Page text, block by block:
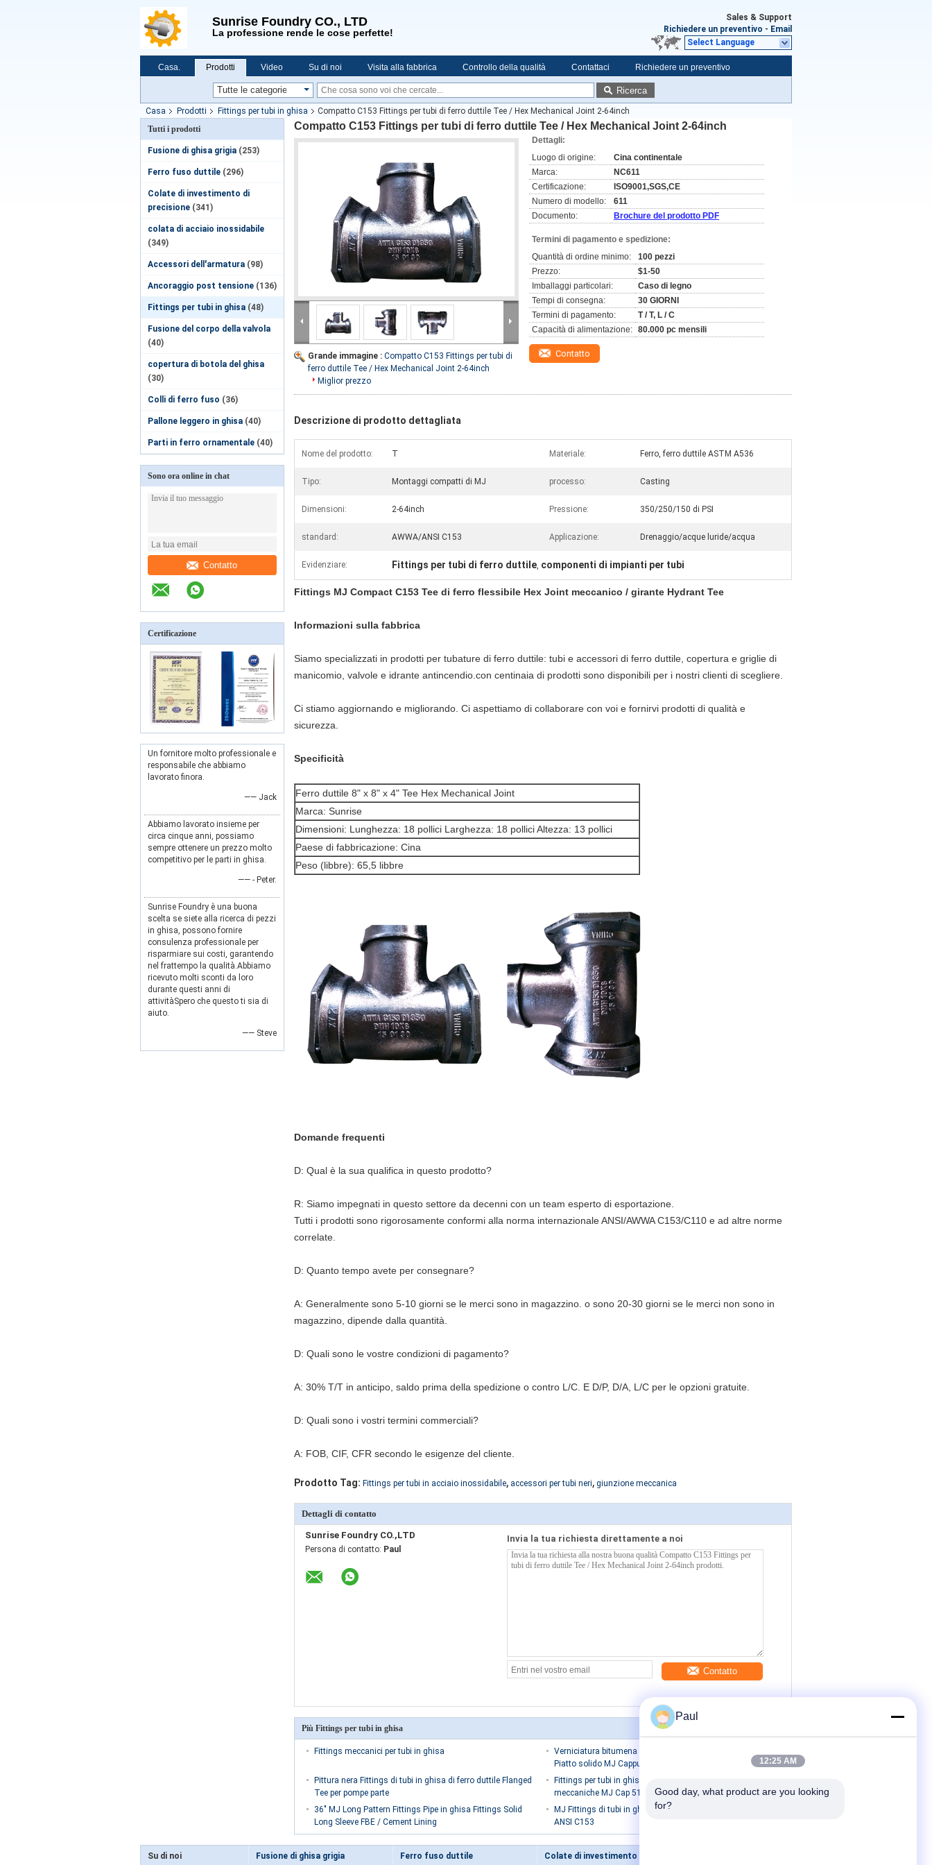
Sunrise Foundry CO., LTD
La professione rende le cose perfette!
Sales & Support
Richiedere un preventivo - Email
Select Language
Casa. Prodotti Video Su di noi Visita alla fabbrica Controllo della qualità Contattaci Richiedere un preventivo
Ricerca
Casa Prodotti Fittings per tubi in ghisa
Compatto C153 Fittings per tubi di ferro duttile Tee / Hex Mechanical Joint 2-64inch
Tutti i prodotti
Fusione di ghisa grigia (253)
Ferro fuso duttile (296)
Colate di investimento di
precisione (341)
colata di acciaio inossidabile
(349)
Accessori dell'armatura (98)
Ancoraggio post tensione (136)
Fittings per tubi in ghisa (48)
Fusione del corpo della valvola
(40)
copertura di botola del ghisa
(30)
Colli di ferro fuso (36)
Pallone leggero in ghisa (40)
Parti in ferro ornamentale (40)
Sono ora online in chat
Contatto
Certificazione
Un fornitore molto professionale e
responsabile che abbiamo
lavorato finora.
—— Jack
Abbiamo lavorato insieme per
circa cinque anni, possiamo
sempre ottenere un prezzo molto
competitivo per le parti in ghisa.
—— - Peter.
Sunrise Foundry è una buona
scelta se siete alla ricerca di pezzi
in ghisa, possono fornire
consulenza professionale per
risparmiare sui costi, garantendo
nel frattempo la qualità.Abbiamo
ricevuto molti sconti da loro
durante questi anni di
attivitàSpero che questo ti sia di
aiuto.
—— Steve
Compatto C153 Fittings per tubi di ferro duttile Tee / Hex Mechanical Joint 2-64inch
Grande immagine : Compatto C153 Fittings per tubi di
ferro duttile Tee / Hex Mechanical Joint 2-64inch
Miglior prezzo
Dettagli:
Luogo di origine:
Cina continentale
Marca:
NC611
Certificazione:
ISO9001,SGS,CE
Numero di modello:
611
Documento:
Brochure del prodotto PDF
Termini di pagamento e spedizione:
Quantità di ordine minimo:
100 pezzi
Prezzo:
$1-50
Imballaggi particolari:
Caso di legno
Tempi di consegna:
30 GIORNI
Termini di pagamento:
T / T, L / C
Capacità di alimentazione: 80.000 pc mensili
Contatto
Descrizione di prodotto dettagliata
Nome del prodotto: T Materiale: Ferro, ferro duttile ASTM A536
Tipo: Montaggi compatti di MJ processo: Casting
Dimensioni: 2-64inch Pressione: 350/250/150 di PSI
standard: AWWA/ANSI C153 Applicazione: Drenaggio/acque luride/acqua
Evidenziare: Fittings per tubi di ferro duttile, componenti di impianti per tubi
Fittings MJ Compact C153 Tee di ferro flessibile Hex Joint meccanico / girante Hydrant Tee
Informazioni sulla fabbrica
Siamo specializzati in prodotti per tubature di ferro duttile: tubi e accessori di ferro duttile, copertura e griglie di
manicomio, valvole e idrante antincendio.con centinaia di prodotti sono disponibili per i nostri clienti di scegliere.
Ci stiamo aggiornando e migliorando. Ci aspettiamo di collaborare con voi e fornirvi prodotti di qualità e
sicurezza.
Specificità
Ferro duttile 8" x 8" x 4" Tee Hex Mechanical Joint
Marca: Sunrise
Dimensioni: Lunghezza: 18 pollici Larghezza: 18 pollici Altezza: 13 pollici
Paese di fabbricazione: Cina
Peso (libbre): 65,5 libbre
Domande frequenti
D: Qual è la sua qualifica in questo prodotto?
R: Siamo impegnati in questo settore da decenni con un team esperto di esportazione.
Tutti i prodotti sono rigorosamente conformi alla norma internazionale ANSI/AWWA C153/C110 e ad altre norme
correlate.
D: Quanto tempo avete per consegnare?
A: Generalmente sono 5-10 giorni se le merci sono in magazzino. o sono 20-30 giorni se le merci non sono in
magazzino, dipende dalla quantità.
D: Quali sono le vostre condizioni di pagamento?
A: 30% T/T in anticipo, saldo prima della spedizione o contro L/C. E D/P, D/A, L/C per le opzioni gratuite.
D: Quali sono i vostri termini commerciali?
A: FOB, CIF, CFR secondo le esigenze del cliente.
Prodotto Tag: Fittings per tubi in acciaio inossidabile, accessori per tubi neri, giunzione meccanica
Dettagli di contatto
Sunrise Foundry CO.,LTD
Persona di contatto: Paul
Invia la tua richiesta direttamente a noi
Contatto
Più Fittings per tubi in ghisa
Fittings meccanici per tubi in ghisa
Verniciatura bitumena Fittings di tubi in ghisa Corpo corto
Piatto solido MJ Cappuccio solido
Pittura nera Fittings di tubi in ghisa di ferro duttile Flanged
Tee per pompe parte
Fittings per tubi in ghisa da 12" x 4" Fittings per giunzioni
meccaniche MJ Cap 51 LBS Peso
36" MJ Long Pattern Fittings Pipe in ghisa Fittings Solid
Long Sleeve FBE / Cement Lining
MJ Fittings di tubi in ghisa flessibile ASTM A536 AWWA /
ANSI C153
Su di noi Fusione di ghisa grigia Ferro fuso duttile
Paul
12:25 AM
Good day, what product are you looking
for?